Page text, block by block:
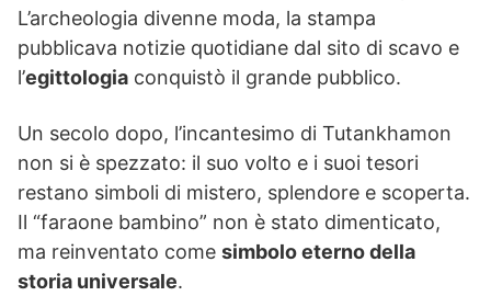
L’archeologia divenne moda, la stampa
pubblicava notizie quotidiane dal sito di scavo e
l’egittologia conquistò il grande pubblico.
Un secolo dopo, l’incantesimo di Tutankhamon
non si è spezzato: il suo volto e i suoi tesori
restano simboli di mistero, splendore e scoperta.
Il “faraone bambino” non è stato dimenticato,
ma reinventato come simbolo eterno della
storia universale.